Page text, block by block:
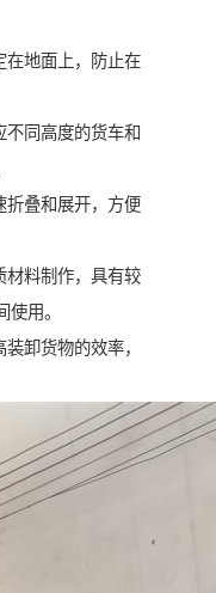
在地面上，防止在
同高度的货车和
折叠和展开，方便
材料制作，具有较
用。
卸货物的效率，